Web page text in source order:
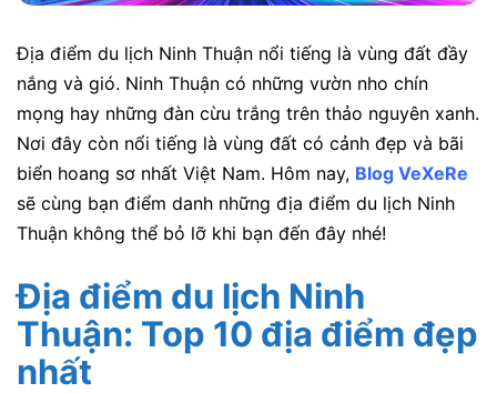
Địa điểm du lịch Ninh Thuận nổi tiếng là vùng đất đầy
nắng và gió. Ninh Thuận có những vườn nho chín
mọng hay những đàn cừu trắng trên thảo nguyên xanh.
Nơi đây còn nổi tiếng là vùng đất có cảnh đẹp và bãi
biển hoang sơ nhất Việt Nam. Hôm nay, Blog VeXeRe
sẽ cùng bạn điểm danh những địa điểm du lịch Ninh
Thuận không thể bỏ lỡ khi bạn đến đây nhé!
Địa điểm du lịch Ninh
Thuận: Top 10 địa điểm đẹp
nhất